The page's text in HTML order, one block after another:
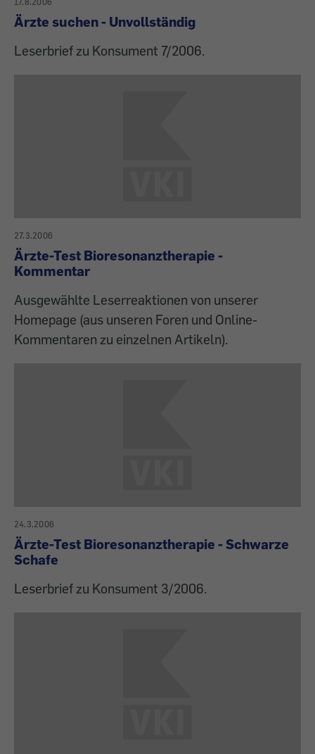
Ärzte suchen - Unvollständig
Leserbrief zu Konsument 7/2006.
27.3.2006
Ärzte-Test Bioresonanztherapie -
Kommentar
Ausgewählte Leserreaktionen von unserer
Homepage (aus unseren Foren und Online-
Kommentaren zu einzelnen Artikeln).
24.3.2006
Ärzte-Test Bioresonanztherapie - Schwarze
Schafe
Leserbrief zu Konsument 3/2006.